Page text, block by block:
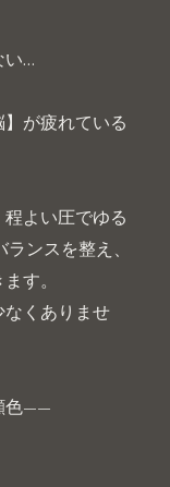
い…
が疲れている
よい圧でゆる
ンスを整え、
す。
なくありませ
色——